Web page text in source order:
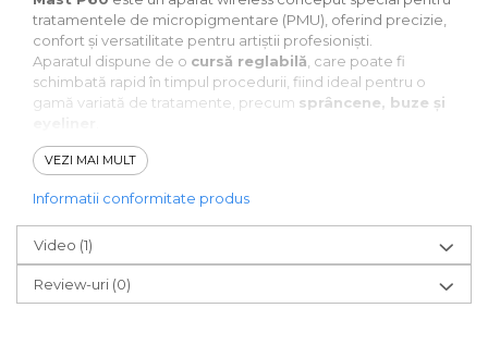
tratamentele de micropigmentare (PMU), oferind precizie,
confort și versatilitate pentru artiștii profesioniști.
Aparatul dispune de o cursă reglabilă, care poate fi
schimbată rapid în timpul procedurii, fiind ideal pentru o
gamă variată de tratamente, precum sprâncene, buze și
Opțiuni de cursă disponibile
2,2 mm – 2,5 mm
Recomandată pentru pielea sensibilă.
Ideală pentru procedurile de micropigmentare a
Oferă colorare rapidă și uniformă, umbrire delicată și
contururi cu saturație redusă.
2,7 mm – 2,9 mm
VEZI MAI MULT
Informatii conformitate produs
Video (1)
Review-uri (0)